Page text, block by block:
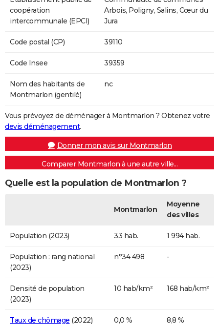
coopération
intercommunale (EPCI)
Arbois, Poligny, Salins, Cœur du
Jura
Code postal (CP) 39110
Code Insee 39359
Nom des habitants de
Montmarlon (gentilé)
nc
Vous prévoyez de déménager à Montmarlon ? Obtenez votre
devis déménagement.
Donner mon avis sur Montmarlon
Comparer Montmarlon à une autre ville...
Quelle est la population de Montmarlon ?
Montmarlon
Moyenne
des villes
Population (2023) 33 hab. 1 994 hab.
Population : rang national
(2023)
n°34 498 -
Densité de population
(2023)
10 hab/km² 168 hab/km²
Taux de chômage (2022) 0,0 % 8,8 %